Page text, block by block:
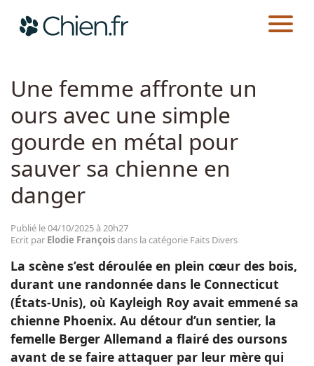
Races
Guides
CHIEN.FR ACTUALITÉS
Une femme affronte un
ours avec une simple
gourde en métal pour
sauver sa chienne en
danger
Publié le 04/10/2025 à 20h27
Ecrit par Elodie Françoisdans la catégorie Faits Divers
La scène s’est déroulée en plein cœur des bois,
durant une randonnée dans le Connecticut
(États-Unis), où Kayleigh Roy avait emmené sa
chienne Phoenix. Au détour d’un sentier, la
femelle Berger Allemand a flairé des oursons
avant de se faire attaquer par leur mère qui